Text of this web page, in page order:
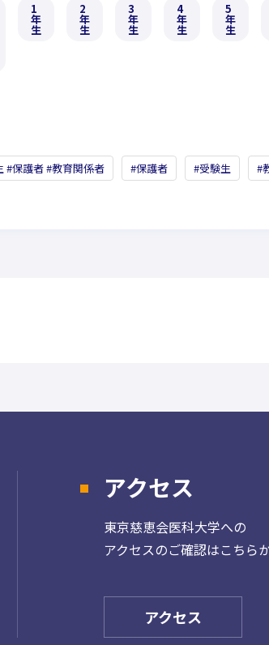
1
年
生
2
年
生
3
年
生
4
年
生
5
年
生
#保護者 #教育関係者 保護者 受験生
アクセス
東京慈恵会医科大学への
アクセスのご確認はこちら
アクセス